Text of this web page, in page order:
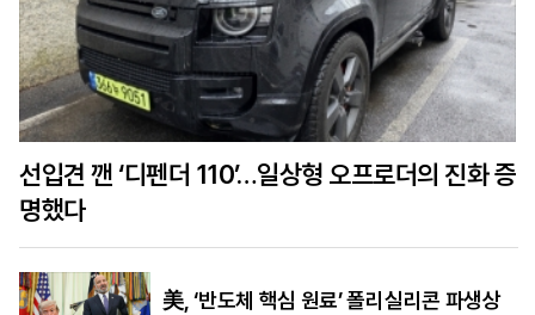
선입견 깬 ‘디펜더 110’…일상형 오프로더의 진화 증
명했다
美, ‘반도체 핵심 원료’ 폴리실리콘 파생상